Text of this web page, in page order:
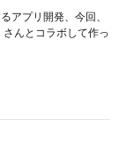
アプリ開発、今回、
んとコラボして作っ